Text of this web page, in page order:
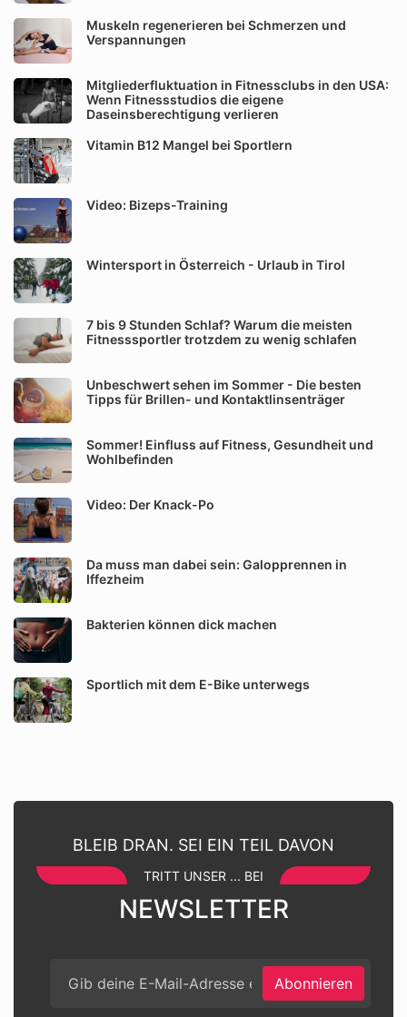
Muskeln regenerieren bei Schmerzen und
Verspannungen
Mitgliederfluktuation in Fitnessclubs in den USA:
Wenn Fitnessstudios die eigene
Daseinsberechtigung verlieren
Vitamin B12 Mangel bei Sportlern
Video: Bizeps-Training
Wintersport in Österreich - Urlaub in Tirol
7 bis 9 Stunden Schlaf? Warum die meisten
Fitnesssportler trotzdem zu wenig schlafen
Unbeschwert sehen im Sommer - Die besten
Tipps für Brillen- und Kontaktlinsenträger
Sommer! Einfluss auf Fitness, Gesundheit und
Wohlbefinden
Video: Der Knack-Po
Da muss man dabei sein: Galopprennen in
Iffezheim
Bakterien können dick machen
Sportlich mit dem E-Bike unterwegs
BLEIB DRAN. SEI EIN TEIL DAVON
TRITT UNSER ... BEI
NEWSLETTER
Abonnieren